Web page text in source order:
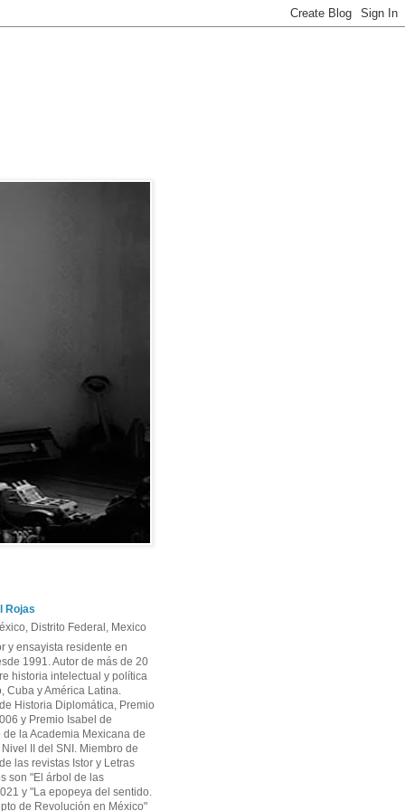
Rojas
Distrito Federal, Mexico
y ensayista residente en
1991. Autor de más de 20
historia intelectual y política
Cuba y América Latina.
Historia Diplomática, Premio
y Premio Isabel de
la Academia Mexicana de
II del SNI. Miembro de
las revistas Istor y Letras
son "El árbol de las
y "La epopeya del sentido.
de Revolución en México"